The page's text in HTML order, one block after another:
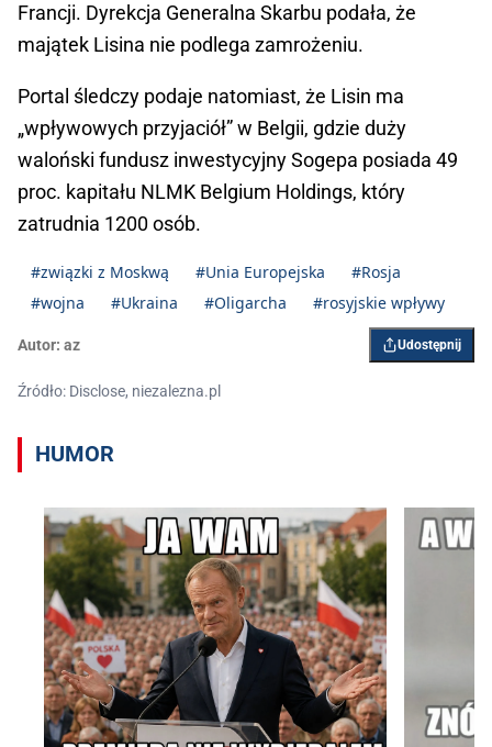
Francji. Dyrekcja Generalna Skarbu podała, że
majątek Lisina nie podlega zamrożeniu.
Portal śledczy podaje natomiast, że Lisin ma
„wpływowych przyjaciół” w Belgii, gdzie duży
waloński fundusz inwestycyjny Sogepa posiada 49
proc. kapitału NLMK Belgium Holdings, który
zatrudnia 1200 osób.
#związki z Moskwą #Unia Europejska
#Rosja
#wojna
#Ukraina #Oligarcha #rosyjskie wpływy
Autor: az Udostępnij
Źródło: Disclose, niezalezna.pl
HUMOR